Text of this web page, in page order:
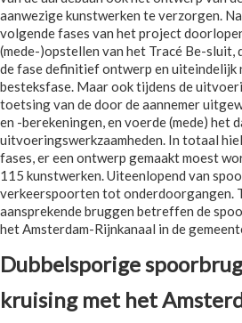
aanwezige kunstwerken te verzorgen.
volgende fases van het project
(mede-)opstellen van het Tracé Be-
de fase definitief ontwerp en uiteindelijk
besteksfase. Maar ook tijdens de
toetsing van de door de aannemer
en -berekeningen, en voerde (mede) het
uitvoeringswerkzaamheden. In totaal
fases, er een ontwerp gemaakt moest
115 kunstwerken. Uiteenlopend van
verkeerspoorten tot onderdoorgangen.
aansprekende bruggen betreffen de
het Amsterdam-Rijnkanaal in de
Dubbelsporige
kruising met het